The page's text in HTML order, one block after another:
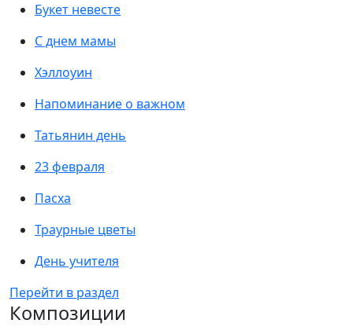
Букет невесте
С днем мамы
Хэллоуин
Напоминание о важном
Татьянин день
23 февраля
Пасха
Траурные цветы
День учителя
Перейти в раздел
Композиции